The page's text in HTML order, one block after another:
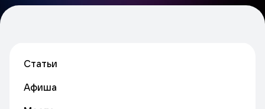
Статьи
Афиша